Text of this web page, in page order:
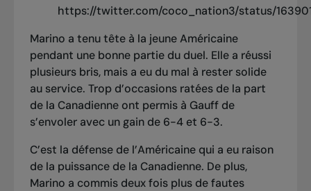
https://twitter.com/coco_nation3/status/
Marino a tenu tête à la jeune Américaine
pendant une bonne partie du duel. Elle a réussi
plusieurs bris, mais a eu du mal à rester solide
au service. Trop d’occasions ratées de la part
de la Canadienne ont permis à Gauff de
s’envoler avec un gain de 6-4 et 6-3.
C’est la défense de l’Américaine qui a eu raison
de la puissance de la Canadienne. De plus,
Marino a commis deux fois plus de fautes